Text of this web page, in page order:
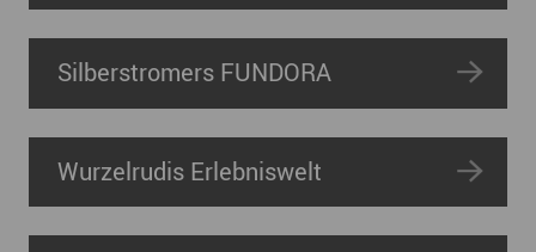
Silberstromers FUNDORA
Wurzelrudis Erlebniswelt